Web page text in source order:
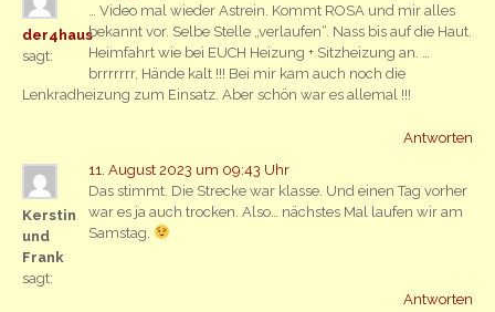
der4haus
sagt:
… Video mal wieder Astrein. Kommt ROSA und mir alles
bekannt vor. Selbe Stelle „verlaufen“. Nass bis auf die Haut.
Heimfahrt wie bei EUCH Heizung + Sitzheizung an. …
brrrrrrr, Hände kalt !!! Bei mir kam auch noch die
Lenkradheizung zum Einsatz. Aber schön war es allemal !!!
Antworten
Kerstin
und
Frank
sagt:
11. August 2023 um 09:43 Uhr
Das stimmt. Die Strecke war klasse. Und einen Tag vorher
war es ja auch trocken. Also… nächstes Mal laufen wir am
Samstag.
Antworten